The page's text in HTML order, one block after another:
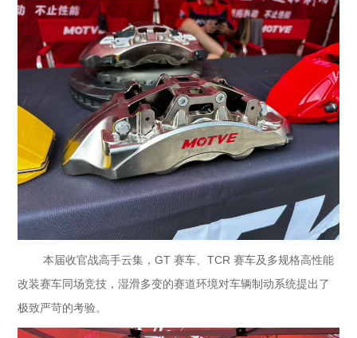
本届收官战高手云集，GT 赛车、TCR 赛车及多规格高性能
改装赛车同场竞技，湿滑多变的赛道环境对车辆制动系统提出了
极致严苛的考验。